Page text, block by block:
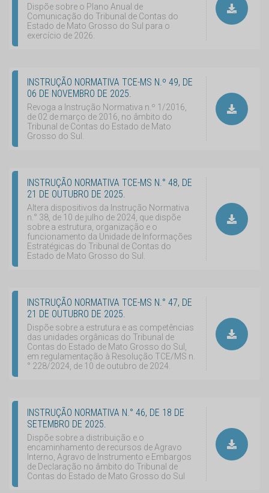
Dispõe sobre o Plano Anual de
Comunicação do Tribunal de Contas do
Estado de Mato Grosso do Sul para o
exercício de 2026.
INSTRUÇÃO NORMATIVA TCE-MS N.º 49, DE
06 DE NOVEMBRO DE 2025.
Revoga a Instrução Normativa n.º 1/2016,
de 02 de março de 2016, no âmbito do
Tribunal de Contas do Estado de Mato
Grosso do Sul.
INSTRUÇÃO NORMATIVA TCE-MS N.° 48, DE
21 DE OUTUBRO DE 2025.
Altera dispositivos da Instrução Normativa
n.° 38, de 10 de julho de 2024, que dispõe
sobre a estrutura, organização e o
funcionamento da Unidade de Informações
Estratégicas do Tribunal de Contas do
Estado de Mato Grosso do Sul.
INSTRUÇÃO NORMATIVA TCE-MS N.° 47, DE
21 DE OUTUBRO DE 2025.
Dispõe sobre a estrutura e as competências
das unidades orgânicas do Tribunal de
Contas do Estado de Mato Grosso do Sul,
em regulamentação à Resolução TCE/MS n.
° 228/2024, de 10 de outubro de 2024.
INSTRUÇÃO NORMATIVA N.° 46, DE 18 DE
SETEMBRO DE 2025.
Dispõe sobre a distribuição e o
encaminhamento de recursos de Agravo
Interno, Agravo de Instrumento e Embargos
de Declaração no âmbito do Tribunal de
Contas do Estado de Mato Grosso do Sul